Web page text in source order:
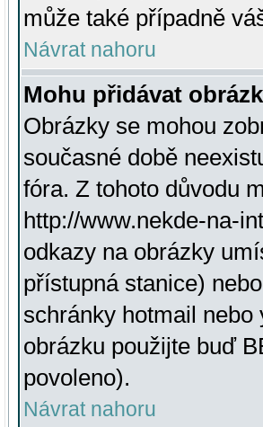
může také případně
Návrat nahoru
Mohu přidávat
Obrázky se mohou
současné době
fóra. Z tohoto důvodu
http://www.nekde-na-
odkazy na obrázky
přístupná stanice)
schránky hotmail nebo
obrázku použijte buď
povoleno).
Návrat nahoru